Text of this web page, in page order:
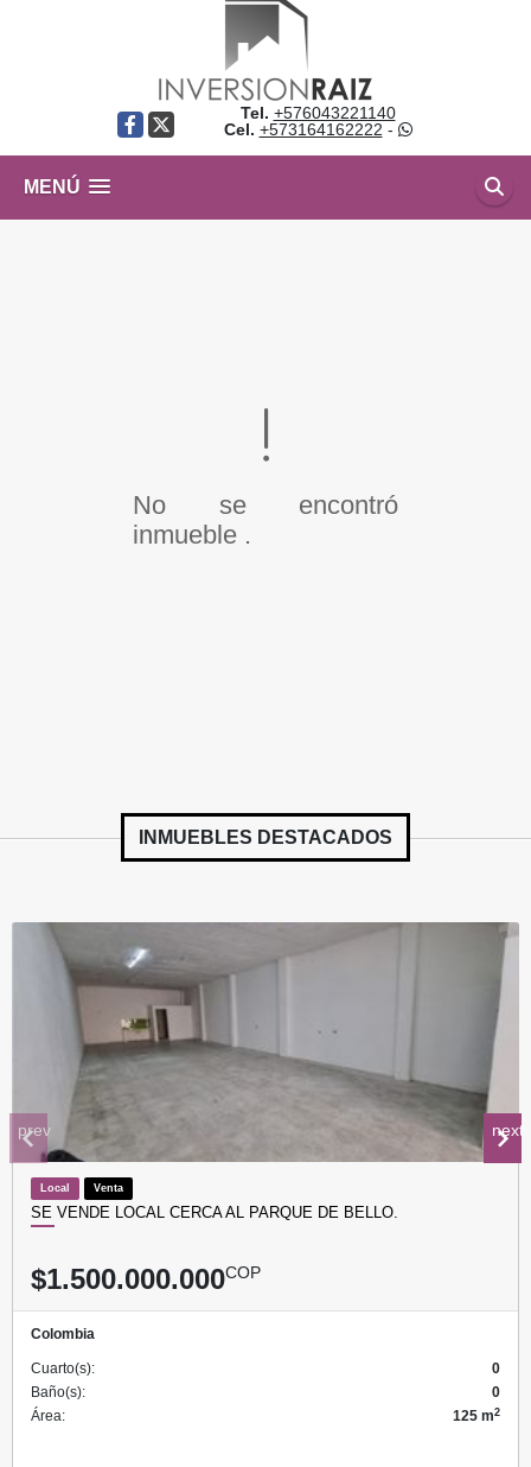
Facebook
X
Tel. +576043221140
Cel. +573164162222 -
MENÚ
No se encontró
inmueble .
INMUEBLES DESTACADOS
Local Venta
SE VENDE LOCAL CERCA AL PARQUE DE BELLO.
$1.500.000.000COP
Colombia
Cuarto(s):
0
Baño(s):
0
Área:
125 m2
prev next